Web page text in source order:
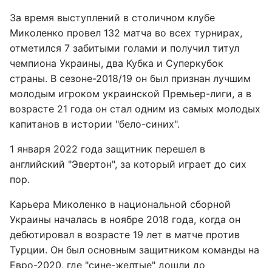
За время выступлений в столичном клубе
Миколенко провел 132 матча во всех турнирах,
отметился 7 забитыми голами и получил титул
чемпиона Украины, два Кубка и Суперкубок
страны. В сезоне-2018/19 он был признан лучшим
молодым игроком украинской Премьер-лиги, а в
возрасте 21 года он стал одним из самых молодых
капитанов в истории "бело-синих".
1 января 2022 года защитник перешел в
английский "Эвертон", за который играет до сих
пор.
Карьера Миколенко в национальной сборной
Украины началась в ноябре 2018 года, когда он
дебютировал в возрасте 19 лет в матче против
Турции. Он был основным защитником команды на
Евро-2020, где "сине-желтые" дошли до